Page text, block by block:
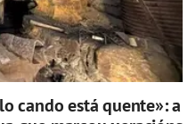
cando está quente»: a